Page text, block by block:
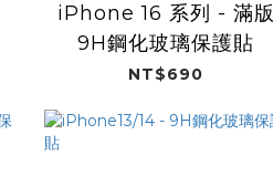
iPhone 16 系列 - 滿版
9H鋼化玻璃保護貼
NT$690